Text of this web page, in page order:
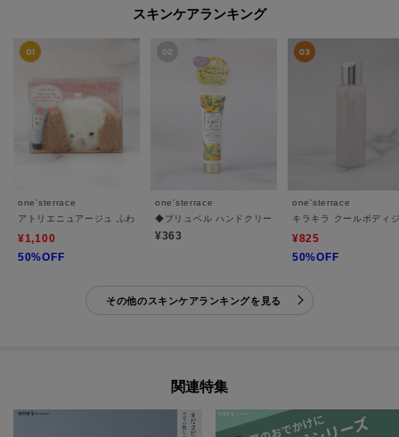
スキンケアランキング
one'sterrace
アトリエニュアージュ ふわふわポーチ&ハンドクリームセット
¥1,100
50%OFF
one'sterrace
◆プリュベル ハンドクリーム
¥363
one'sterrace
キラキラ クールボディ
¥825
50%OFF
その他のスキンケアランキングを見る
関連特集